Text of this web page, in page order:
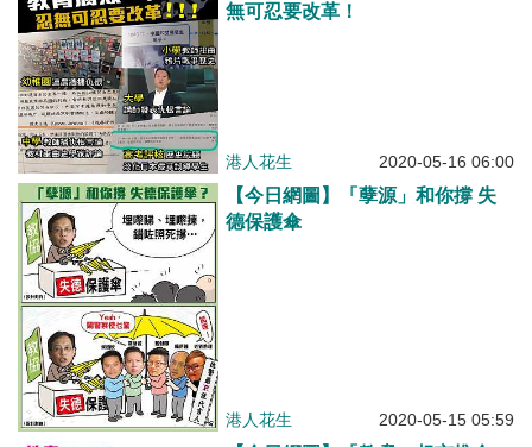
無可忍要改革！
港人花生 2020-05-16 06:00
【今日網圖】「孽源」和你撐 失
德保護傘
港人花生 2020-05-15 05:59